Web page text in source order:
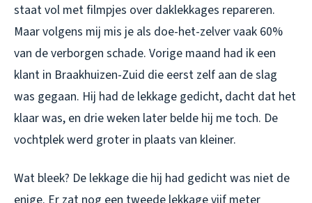
staat vol met filmpjes over daklekkages repareren.
Maar volgens mij mis je als doe-het-zelver vaak 60%
van de verborgen schade. Vorige maand had ik een
klant in Braakhuizen-Zuid die eerst zelf aan de slag
was gegaan. Hij had de lekkage gedicht, dacht dat het
klaar was, en drie weken later belde hij me toch. De
vochtplek werd groter in plaats van kleiner.
Wat bleek? De lekkage die hij had gedicht was niet de